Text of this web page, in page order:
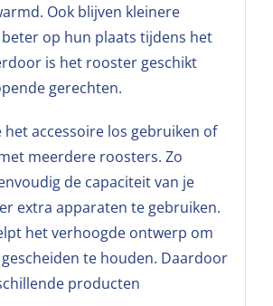
Ook blijven kleinere
op hun plaats tijdens het
is het rooster geschikt
gerechten.
het accessoire los gebruiken of
meerdere roosters. Zo
de capaciteit van je
extra apparaten te gebruiken.
het verhoogde ontwerp om
te houden. Daardoor
producten